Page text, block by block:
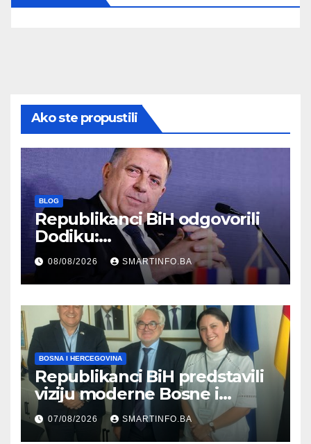
Ako ste propustili
BLOG
Republikanci BiH odgovorili
Dodiku:
Bosanskohercegovačka
kultura postoji i pripada svim
građanima
08/08/2026 SMARTINFO.BA
BOSNA I HERCEGOVINA
Republikanci BiH predstavili
viziju moderne Bosne i
Hercegovine ambasadoru
Njemačke
07/08/2026 SMARTINFO.BA